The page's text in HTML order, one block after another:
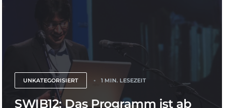
UNKATEGORISIERT 1 MIN. LESEZEIT
SWIB12: Das Programm ist ab